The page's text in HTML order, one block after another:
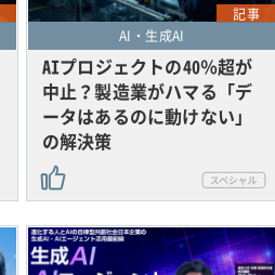
記事
AI・生成AI
AIプロジェクトの40％超が
中止？製造業がハマる「デ
ータはあるのに動けない」
の解決策